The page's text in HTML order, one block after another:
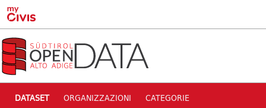
Skip to main content
DATASET ORGANIZZAZIONI CATEGORIE